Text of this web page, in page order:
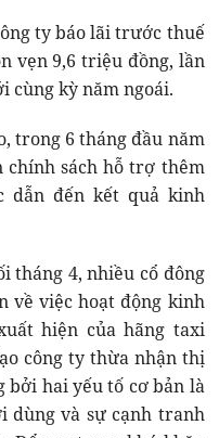
ty báo lãi trước thuế
vẹn 9,6 triệu đồng, lần
cùng kỳ năm ngoái.
trong 6 tháng đầu năm
chính sách hỗ trợ thêm
dẫn đến kết quả kinh
tháng 4, nhiều cổ đông
về việc hoạt động kinh
hiện của hãng taxi
công ty thừa nhận thị
bởi hai yếu tố cơ bản là
dùng và sự cạnh tranh